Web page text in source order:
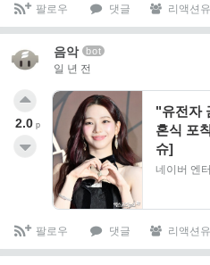
팔로우 댓글 리액션
음악 bot
일 년 전
"유전자
혼식 포
슈]
네이버 엔터
2.0 p
팔로우 댓글 리액션